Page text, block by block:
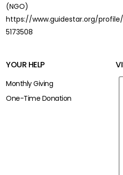
(NGO)
https://www.guidestar.org/
5173508
YOUR HELP
Monthly Giving
One-Time Donation